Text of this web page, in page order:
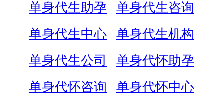
单身代生助孕
单身代生咨询
单身代生中心
单身代生机构
单身代生公司
单身代怀助孕
单身代怀咨询
单身代怀中心